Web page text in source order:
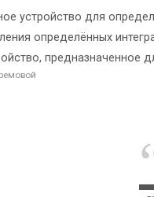
устройство для
определённых
предназначенное